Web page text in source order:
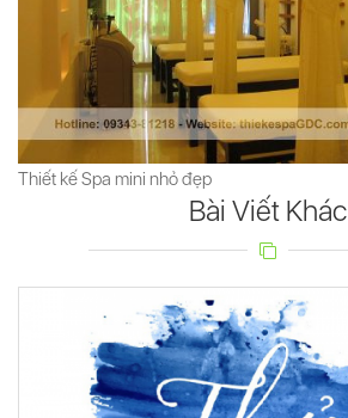
Thiết kế Spa mini nhỏ đẹp
Bài Viết Khác